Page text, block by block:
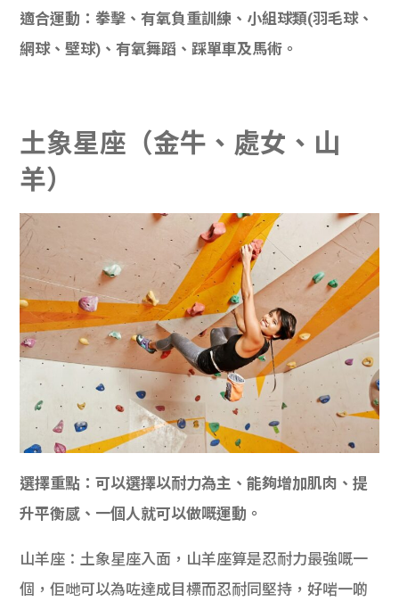
適合運動：拳擊、有氧負重訓練、小組球類(羽毛球、
網球、壁球)、有氧舞蹈、踩單車及馬術。
土象星座（金牛、處女、山
羊）
選擇重點：可以選擇以耐力為主、能夠增加肌肉、提
升平衡感、一個人就可以做嘅運動。
山羊座：土象星座入面，山羊座算是忍耐力最強嘅一
個，佢哋可以為咗達成目標而忍耐同堅持，好啱一啲